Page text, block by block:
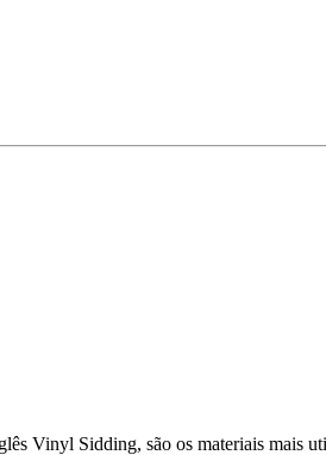
Vinyl Sidding, são os materiais mais